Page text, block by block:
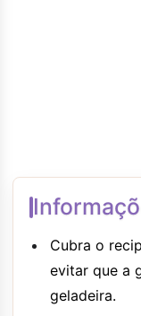
Cubra o
evitar que a
geladeira.